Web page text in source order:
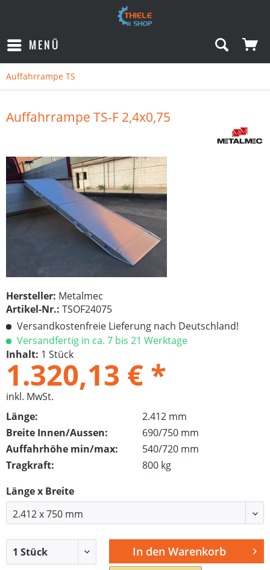
MENÜ
Auffahrrampe TS
Auffahrrampe TS-F 2,4x0,75
Hersteller: Metalmec
Artikel-Nr.: TSOF24075
Versandkostenfreie Lieferung nach Deutschland!
Versandfertig in ca. 7 bis 21 Werktage
Inhalt: 1 Stück
1.320,13 € *
inkl. MwSt.
Länge:
2.412 mm
Breite Innen/Aussen:
690/750 mm
Auffahrhöhe min/max:
540/720 mm
Tragkraft:
800 kg
Länge x Breite
In den Warenkorb